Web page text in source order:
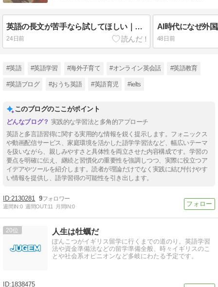
英語の長文が苦手なら試してほしい｜Cambridge C2レベルにつながった読書法
24日前 48日前
#英語 #英語学習 #海外子育て #オンライン英会話 #英語教育
#英語ブログ #おうち英語 #英語育児 #ielts
このブログのここがポイント
実践的な学習法と多角的アプローチ
英語と多言語習得に関する実用的な情報を鋭く提示します。フォニックス
や動画配信サービス、家庭環境を活かした語学学習法など、幅広いテーマ
を扱いながら、親しみやすさと具体性を両立させた内容構成です。学習の
要点を明確に伝え、継続と習慣化の重要性を強調しつつ、実際に役立つア
イデアやツールを紹介します。読者が理論だけでなく実践に結び付けやす
い情報を提供し、語学習得の可能性を引き出します。
2130281 9
週間IN:0 週間OUT:11 月間IN:0
20 人生は牡蠣だ
ぽんこつがイギリス留学に行くまでの道のり。英語学習
法や資金準備法などの留学準備全般、時々イギリスのこ
とや社会系オピニオンなど多岐にわたる予定です。
1838475